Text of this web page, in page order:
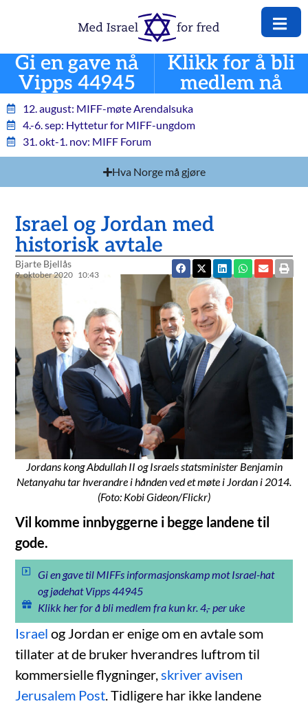
Gi en gave nå
Vipps 44945
Klikk for å bli
medlem nå
12. august: MIFF-møte Arendalsuka
4.-6. sep: Hyttetur for MIFF-ungdom
31. okt-1. nov: MIFF Forum
Hva Norge må gjøre
Israel og Jordan med
historisk avtale
Bjarte Bjellås
9. oktober 2020 10:43
Jordans kong Abdullah II og Israels statsminister Benjamin
Netanyahu tar hverandre i hånden ved et møte i Jordan i 2014.
(Foto: Kobi Gideon/Flickr)
Vil komme innbyggerne i begge landene til
gode.
Gi en gave til MIFFs informasjonskamp mot Israel-hat
og jødehat Vipps 44945
Klikk her for å bli medlem fra kun kr. 4,- per uke
Israel og Jordan er enige om en avtale som
tillater at de bruker hverandres luftrom til
kommersielle flygninger,skriver avisen
Jerusalem Post. Tidligere har ikke landene